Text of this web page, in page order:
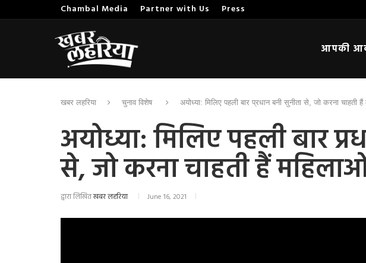
Chambal Media Partner with Us Press
आपकी
खबर लहरिया चुनाव विशेष अयोध्या: मिलिए पहली बार प्रधान बनी सुनीता से, जो करना चाहती
अयोध्या: मिलिए पहली बार
से, जो करना चाहती हैं
द्वारा लिखितखबर लहरिया June 16, 2021